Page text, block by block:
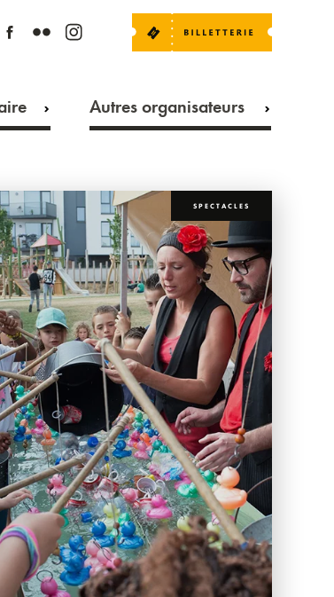
Autres organisateurs
SPECTACLES